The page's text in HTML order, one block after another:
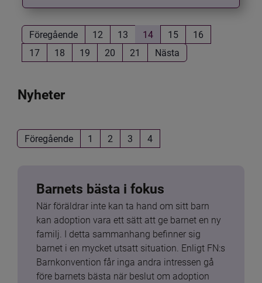
Föregående 12 13 14 15
16
17
18 19 20 21 Nästa
Nyheter
Föregående 1 2 3 4
Barnets bästa i fokus
När föräldrar inte kan ta hand om sitt barn
kan adoption vara ett sätt att ge barnet en ny
familj. I detta sammanhang befinner sig
barnet i en mycket utsatt situation. Enligt FN:s
Barnkonvention får inga andra intressen gå
före barnets bästa när beslut om adoption